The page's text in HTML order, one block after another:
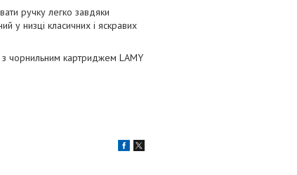
ручку легко завдяки
у низці класичних і яскравих
чорнильним картриджем LAMY